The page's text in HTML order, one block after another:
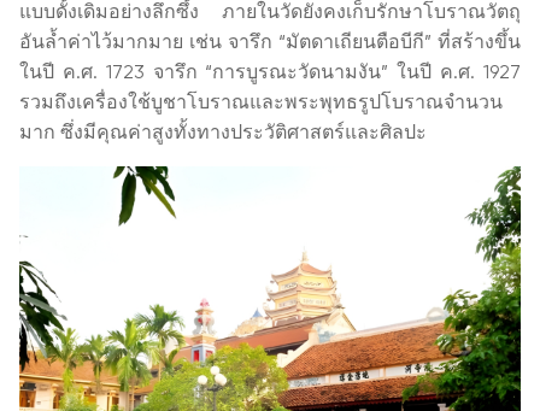
แบบดั้งเดิมอย่างลึกซึ้ง ภายในวัดยังคงเก็บรักษาโบราณวัตถุ
อันล้ำค่าไว้มากมาย เช่น จารึก “มัตดาเถียนตือบีกี” ที่สร้างขึ้น
ในปี ค.ศ. 1723 จารึก “การบูรณะวัดนามงัน” ในปี ค.ศ. 1927
รวมถึงเครื่องใช้บูชาโบราณและพระพุทธรูปโบราณจำนวน
มาก ซึ่งมีคุณค่าสูงทั้งทางประวัติศาสตร์และศิลปะ